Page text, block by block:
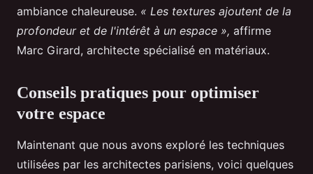
ambiance chaleureuse. « Les textures ajoutent de la
profondeur et de l'intérêt à un espace », affirme
Marc Girard, architecte spécialisé en matériaux.
Conseils pratiques pour optimiser
votre espace
Maintenant que nous avons exploré les techniques
utilisées par les architectes parisiens, voici quelques